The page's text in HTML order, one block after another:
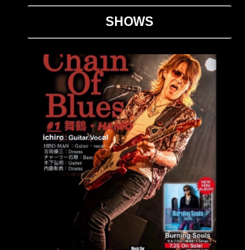
SHOWS